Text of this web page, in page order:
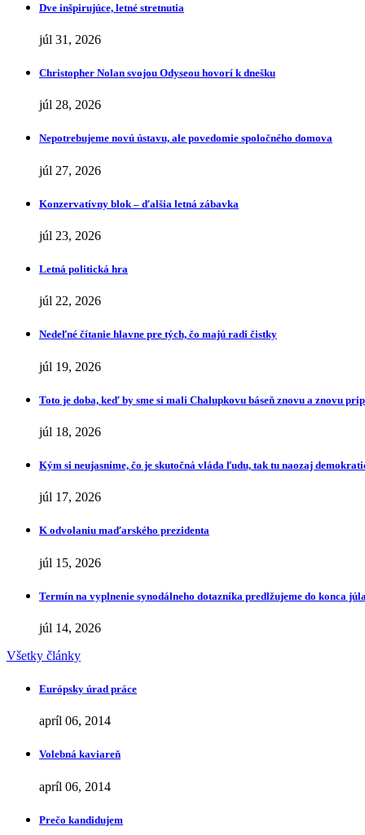
Dve inšpirujúce, letné stretnutia
júl 31, 2026
Christopher Nolan svojou Odyseou hovorí k dnešku
júl 28, 2026
Nepotrebujeme novú ústavu, ale povedomie spoločného domova
júl 27, 2026
Konzervatívny blok – ďalšia letná zábavka
júl 23, 2026
Letná politická hra
júl 22, 2026
Nedeľné čítanie hlavne pre tých, čo majú radi čistky
júl 19, 2026
Toto je doba, keď by sme si mali Chalupkovu báseň znovu a znovu
júl 18, 2026
Kým si neujasníme, čo je skutočná vláda ľudu, tak tu naozaj
júl 17, 2026
K odvolaniu maďarského prezidenta
júl 15, 2026
Termín na vyplnenie synodálneho dotazníka predlžujeme do konca júla
júl 14, 2026
Všetky články
Európsky úrad práce
apríl 06, 2014
Volebná kaviareň
apríl 06, 2014
Prečo kandidujem